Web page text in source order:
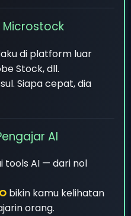
Microstock
di platform luar
Stock, dll.
Siapa cepat, dia
AI
tools AI — dari nol
bikin kamu kelihatan
orang.